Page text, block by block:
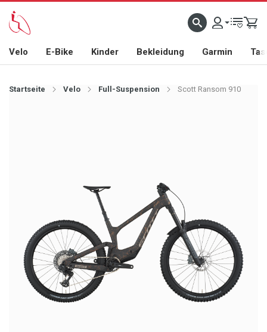
Velo E-Bike Kinder Bekleidung Garmin
Startseite Velo Full-Suspension Scott Ransom 910